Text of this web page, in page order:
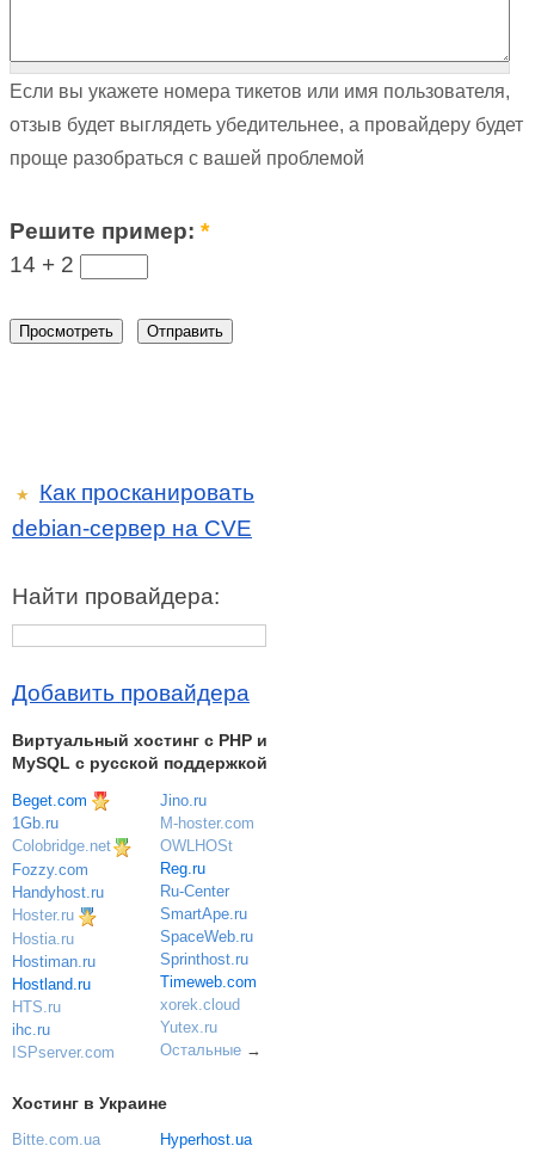
Если вы укажете номера тикетов или имя пользователя,
отзыв будет выглядеть убедительнее, а провайдеру будет
проще разобраться с вашей проблемой
Решите пример:*
14 + 2
★
Как просканировать
debian-сервер на CVE
Найти провайдера:
Добавить провайдера
Виртуальный хостинг c PHP и
MySQL с русской поддержкой
Beget.com
1Gb.ru
Colobridge.net
Fozzy.com
Handyhost.ru
Hoster.ru
Hostia.ru
Hostiman.ru
Hostland.ru
HTS.ru
ihc.ru
ISPserver.com
Jino.ru
M-hoster.com
OWLHOSt
Reg.ru
Ru-Center
SmartApe.ru
SpaceWeb.ru
Sprinthost.ru
Timeweb.com
xorek.cloud
Yutex.ru
Остальные→
Хостинг в Украине
Bitte.com.ua
Hyperhost.ua